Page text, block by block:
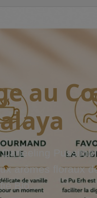
au
arômes floraux
Bio.